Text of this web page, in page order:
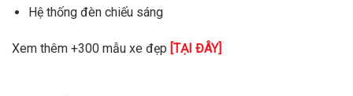
Hệ thống đèn chiếu sáng
Xem thêm +300 mẫu xe đẹp [TẠI ĐÂY]